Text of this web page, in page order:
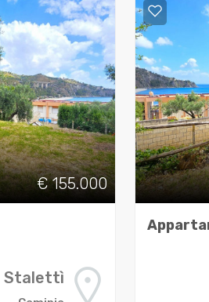
€ 155.000
Stalettì